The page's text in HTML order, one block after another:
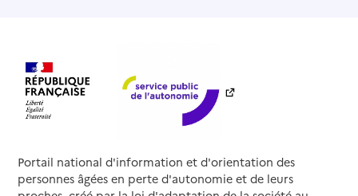
Portail national d'information et d'orientation des
personnes âgées en perte d'autonomie et de leurs